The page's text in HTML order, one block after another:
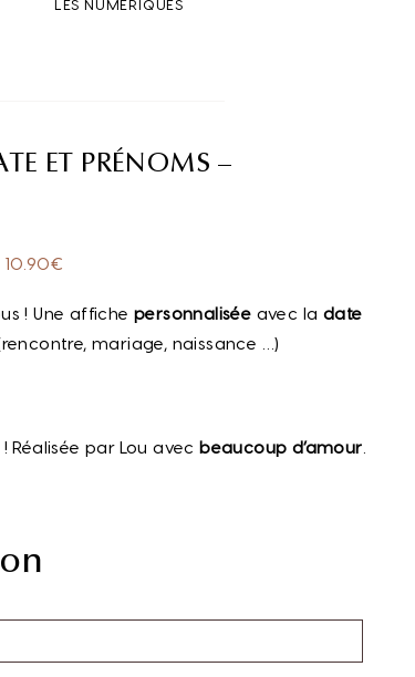
LES NUMÉRIQUES
ET PRÉNOMS –
10.90€
! Une affichepersonnalisée avec la date
mariage, naissance …)
Réalisée par Lou avec beaucoup d’amour